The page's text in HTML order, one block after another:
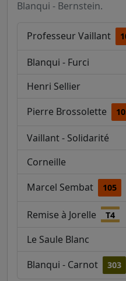
Blanqui - Bernstein.
Professeur Vaillant
Blanqui - Furci
Henri Sellier
Pierre Brossolette
Vaillant - Solidarité
Corneille
Marcel Sembat 105
Remise à Jorelle T4
Le Saule Blanc
Blanqui - Carnot 303